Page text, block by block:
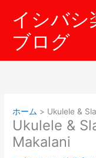
イシバシ
ブログ
ホーム Ukulele &
Ukulele &
Makalani